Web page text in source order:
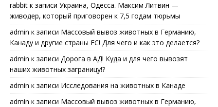
rabbit к записи Украина, Одесса. Максим Литвин —
живодер, который приговорен к 7,5 годам тюрьмы
admin к записи Массовый вывоз животных в Германию,
Канаду и другие страны ЕС! Для чего и как это делается?
admin к записи Дорога в АД! Куда и для чего вывозят
наших животных заграницу!?
admin к записи Исследования на животных в Канаде
admin к записи Массовый вывоз животных в Германию,